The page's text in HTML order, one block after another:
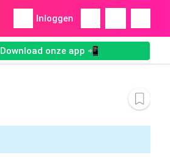
Inloggen
Download onze app 📲